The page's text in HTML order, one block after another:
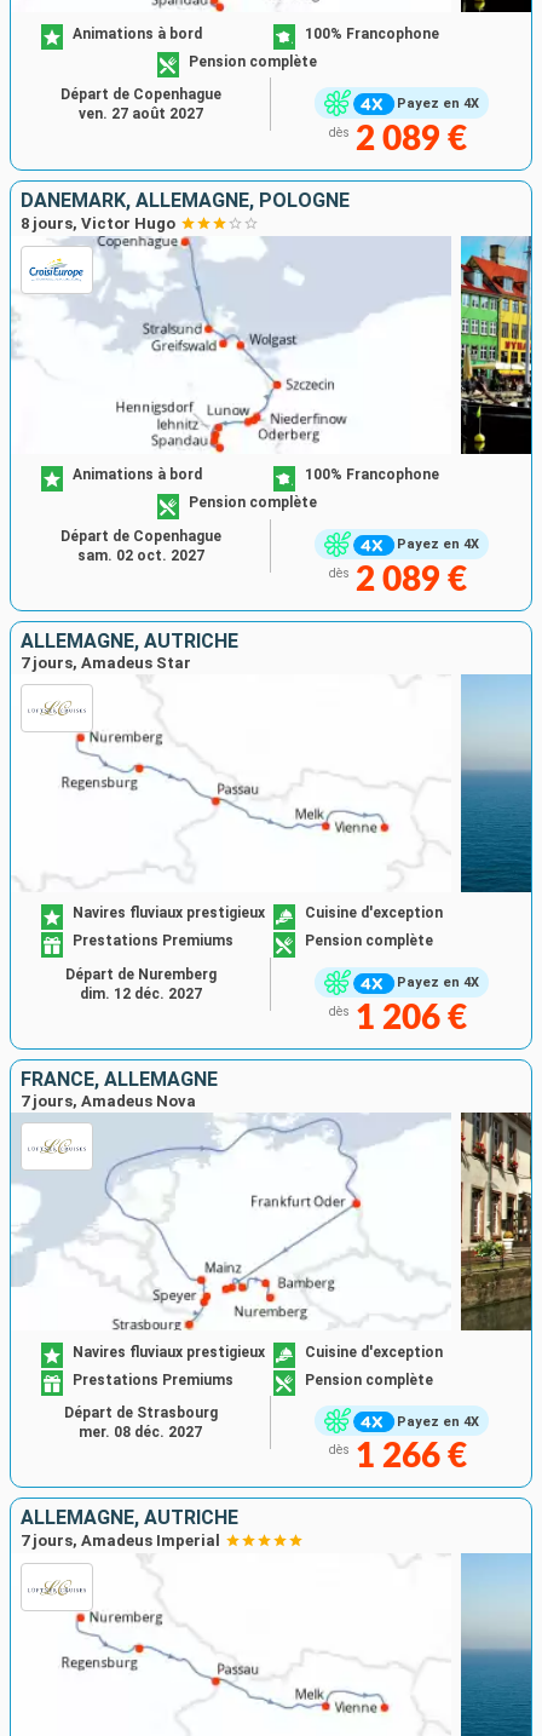
Payez en 4X
Animations à bord
100% Francophone
Pension complète
dès 2 089 €
Départ de Copenhague
ven. 27 août 2027
DANEMARK, ALLEMAGNE, POLOGNE
8 jours, Victor Hugo
Payez en 4X
Animations à bord
100% Francophone
Pension complète
dès 2 089 €
Départ de Copenhague
sam. 02 oct. 2027
ALLEMAGNE, AUTRICHE
7 jours, Amadeus Star
Payez en 4X
Navires fluviaux prestigieux
Cuisine d'exception
Prestations Premiums
Pension complète
dès 1 206 €
Départ de Nuremberg
dim. 12 déc. 2027
FRANCE, ALLEMAGNE
7 jours, Amadeus Nova
Payez en 4X
Navires fluviaux prestigieux
Cuisine d'exception
Prestations Premiums
Pension complète
dès 1 266 €
Départ de Strasbourg
mer. 08 déc. 2027
ALLEMAGNE, AUTRICHE
7 jours, Amadeus Imperial